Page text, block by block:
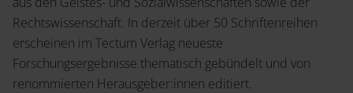
News
Fachbereiche
Jetzt Angebot anfordern
Service
Handelsinfo
Shop
Rechtswissenschaft. In derzeit über 50 Schriftenreihen
erscheinen im Tectum Verlag neueste
Forschungsergebnisse thematisch gebündelt und von
renommierten Herausgeber:innen editiert.